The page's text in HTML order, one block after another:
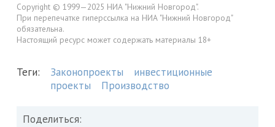
Copyright © 1999—2025 НИА "Нижний Новгород".
При перепечатке гиперссылка на НИА "Нижний Новгород"
обязательна.
Настоящий ресурс может содержать материалы 18+
Теги: Законопроекты
инвестиционные
проекты
Производство
Поделиться: